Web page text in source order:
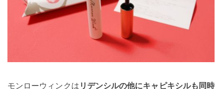
モンローウィンクは リデンシルの他にキャピキシルも同時